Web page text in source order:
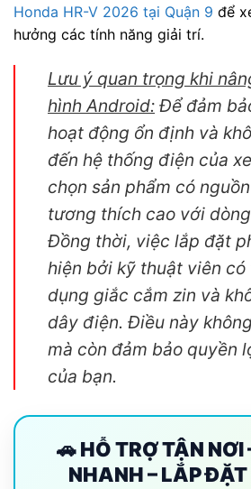
Honda HR-V 2026 tại Quận 9 để
hưởng các tính năng giải trí.
Lưu ý quan trọng khi
hình Android: Để đảm
hoạt động ổn định và
đến hệ thống điện của
chọn sản phẩm có
tương thích cao với
Đồng thời, việc lắp đặt
hiện bởi kỹ thuật viên có
dụng giắc cắm zin và
dây điện. Điều này
mà còn đảm bảo quyền
của bạn.
🚗 HỖ TRỢ TẬN NƠI
NHANH – LẮP